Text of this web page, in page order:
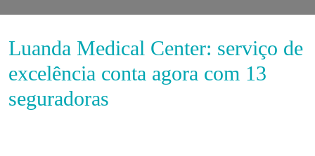
Luanda Medical Center: serviço de
excelência conta agora com 13
seguradoras